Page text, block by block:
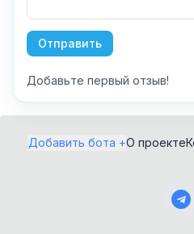
Отправить
Добавьте первый отзыв!
Добавить бота +О проекте